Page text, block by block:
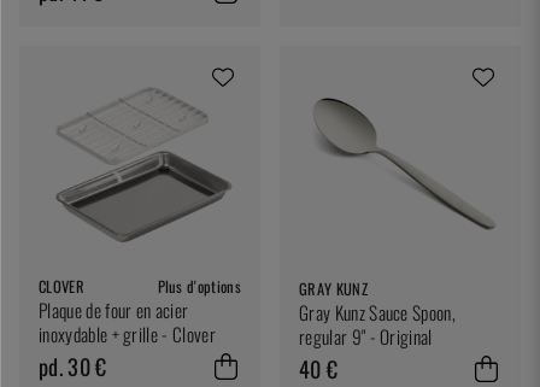
CLOVER Plus d'options
Plaque de four en acier
inoxydable + grille - Clover
pd. 30 €
GRAY KUNZ
Gray Kunz Sauce Spoon,
regular 9" - Original
40 €